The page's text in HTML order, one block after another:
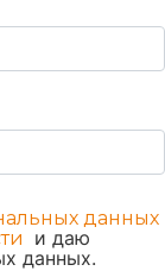
данных
и даю
данных.